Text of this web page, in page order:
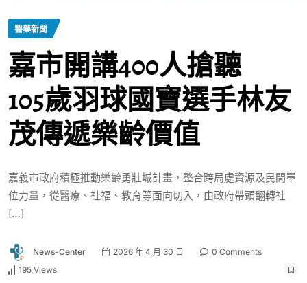
醫藥新聞
嘉市開講400人搶聽
105歲羽球國寶選手林友
茂傳遞樂齡價值
嘉義市政府積極推動樂齡勇壯城計畫，整合跨局處資源及民間單
位力量，從醫療、社福、教育等面向切入，由政府帶頭翻轉社
[…]
News-Center 2026 年 4 月 30 日
0 Comments
195 Views